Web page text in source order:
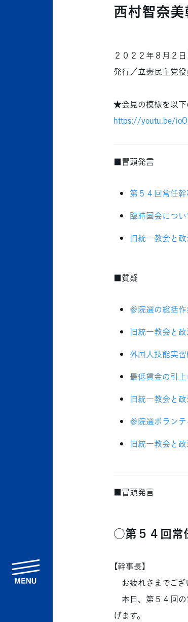
西村智奈
２０２２年８月２
発行／立憲民主党
★会見の模様を以下
https://youtu.be/
■冒頭発言
第５４回常任
臨時国会につい
旧統一教会と
■質疑
参院選の総括
旧統一教会と政
外国人技能実
最低賃金の引
旧統一教会と政
参院選ボラン
旧統一教会と政
■冒頭発言
○第５４回常
【幹事長】
お疲れさまでござ
本日、第５４回の
げます。